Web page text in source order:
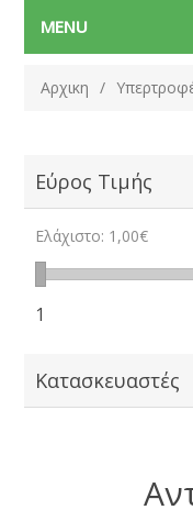
MENU
Αρχικη /
Εύρος Τιμής
Ελάχιστο: 1,00€
1
Κατασκευαστές